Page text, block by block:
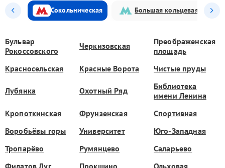
Сокольническая Большая кольцевая
Бульвар
Рокоссовского
Черкизовская
Преображенская
площадь
Красносельская
Красные Ворота Чистые пруды
Лубянка Охотный Ряд
Библиотека
имени Ленина
Кропоткинская
Фрунзенская
Спортивная
Воробьёвы горы
Университет
Юго-Западная
Тропарёво
Румянцево
Саларьево
Филатов Луг
Прокшино Ольховая